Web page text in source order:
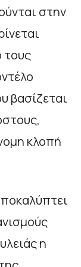
στην
τους
βασίζεται
κλοπή
η